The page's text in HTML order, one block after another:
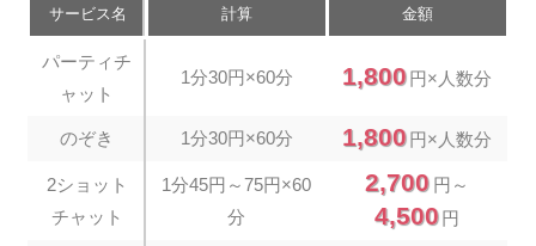
サービス名 計算 金額
パーティチ
ャット
1分30円×60分 1,800円×人数分
のぞき 1分30円×60分 1,800円×人数分
2ショット
チャット
1分45円～75円×60
分
2,700 円～
4,500円